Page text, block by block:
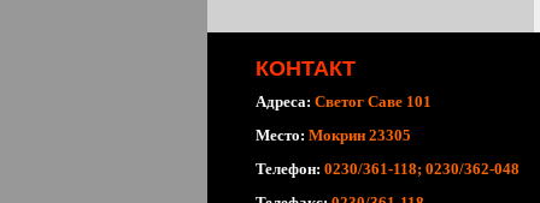
КОНТАКТ
Адреса: Светог Саве 101
Место: Мокрин 23305
Телефон: 0230/361-118; 0230/362-048